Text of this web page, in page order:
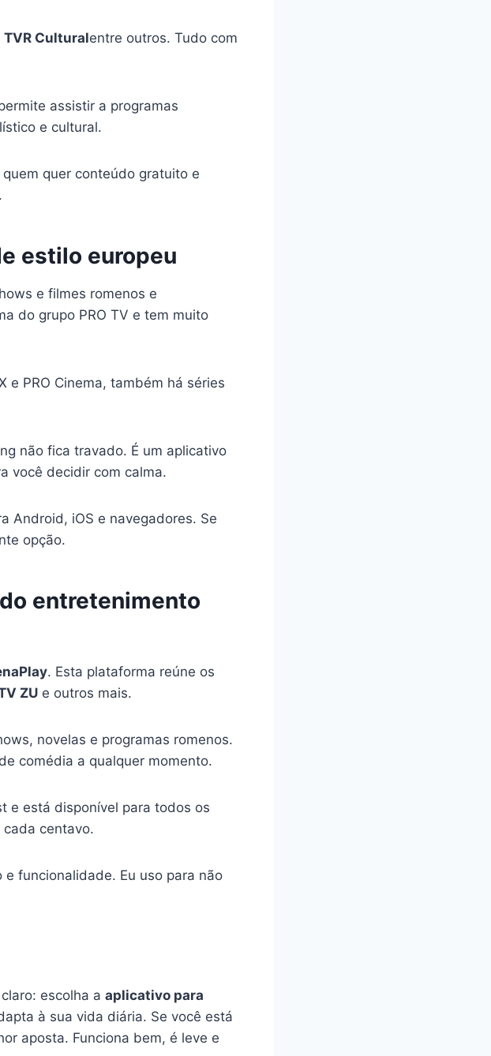
TVR Culturalentre outros. Tudo com
assistir a programas
e cultural.
quer conteúdo gratuito e
estilo europeu
e filmes romenos e
do grupo PRO TV e tem muito
e PRO Cinema, também há séries
não fica travado. É um aplicativo
você decidir com calma.
Android, iOS e navegadores. Se
opção.
entretenimento
. Esta plataforma reúne os
ZU e outros mais.
novelas e programas romenos.
comédia a qualquer momento.
e está disponível para todos os
centavo.
funcionalidade. Eu uso para não
escolha a aplicativo para
à sua vida diária. Se você está
aposta. Funciona bem, é leve e